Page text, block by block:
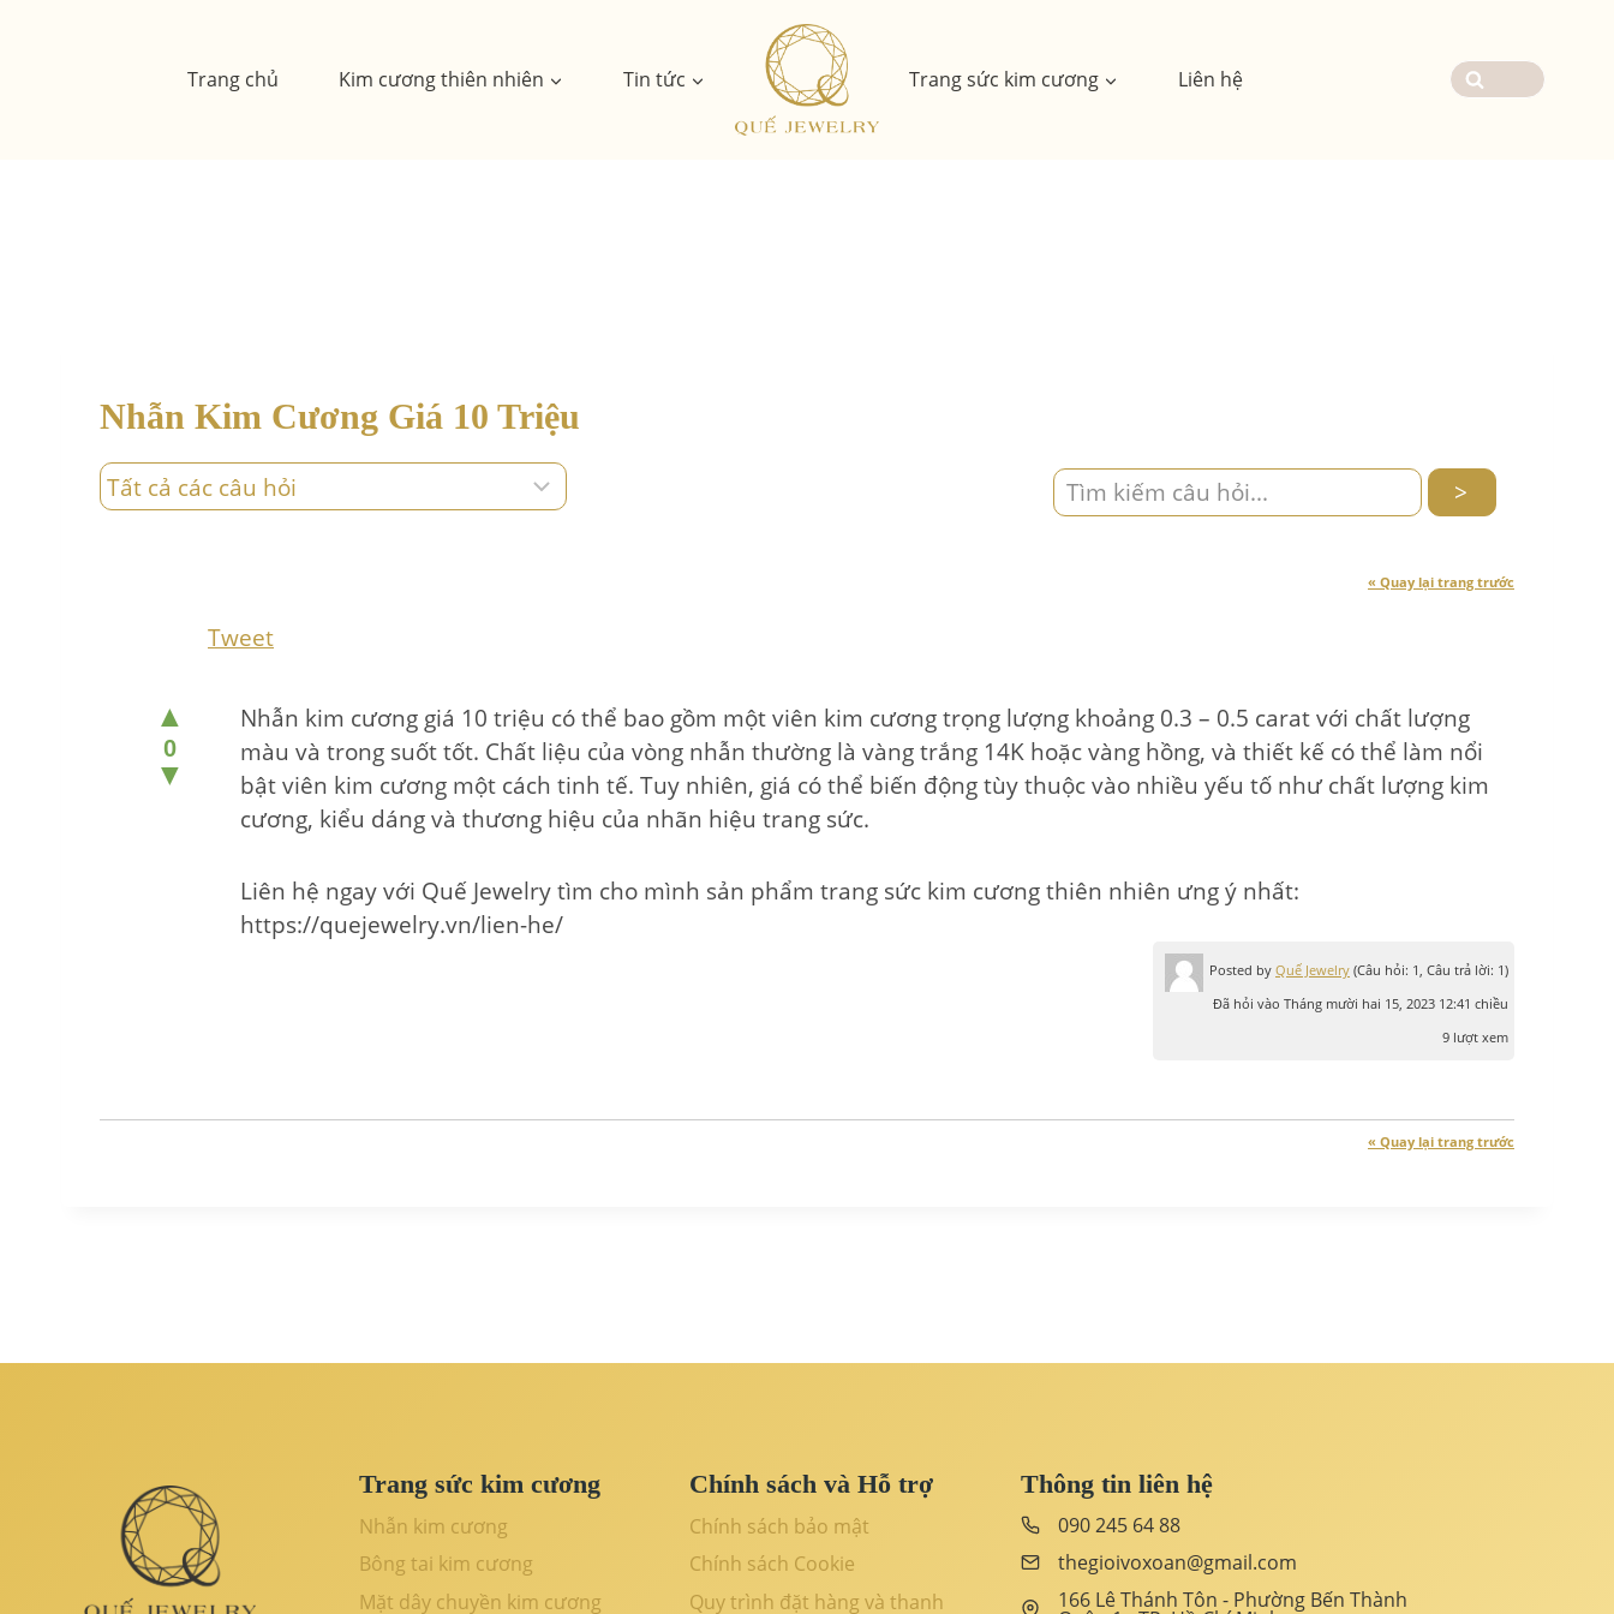
Trang chủ Kim cương thiên nhiên Tin tức Trang sức kim cương Liên hệ
Nhẫn Kim Cương Giá 10 Triệu
>
« Quay lại trang trước
Tweet
▲
0
▼
Nhẫn kim cương giá 10 triệu có thể bao gồm một viên kim cương trọng lượng khoảng 0.3 – 0.5 carat với chất lượng
màu và trong suốt tốt. Chất liệu của vòng nhẫn thường là vàng trắng 14K hoặc vàng hồng, và thiết kế có thể làm nổi
bật viên kim cương một cách tinh tế. Tuy nhiên, giá có thể biến động tùy thuộc vào nhiều yếu tố như chất lượng kim
cương, kiểu dáng và thương hiệu của nhãn hiệu trang sức.
Liên hệ ngay với Quế Jewelry tìm cho mình sản phẩm trang sức kim cương thiên nhiên ưng ý nhất:
https://quejewelry.vn/lien-he/
Posted by Quế Jewelry (Câu hỏi: 1, Câu trả lời: 1)
Đã hỏi vào Tháng mười hai 15, 2023 12:41 chiều
9 lượt xem
« Quay lại trang trước
Trang sức kim cương
Nhẫn kim cương
Bông tai kim cương
Mặt dây chuyền kim cương
Chính sách và Hỗ trợ
Chính sách bảo mật
Chính sách Cookie
Quy trình đặt hàng và thanh
Thông tin liên hệ
090 245 64 88
thegioivoxoan@gmail.com
166 Lê Thánh Tôn - Phường Bến Thành